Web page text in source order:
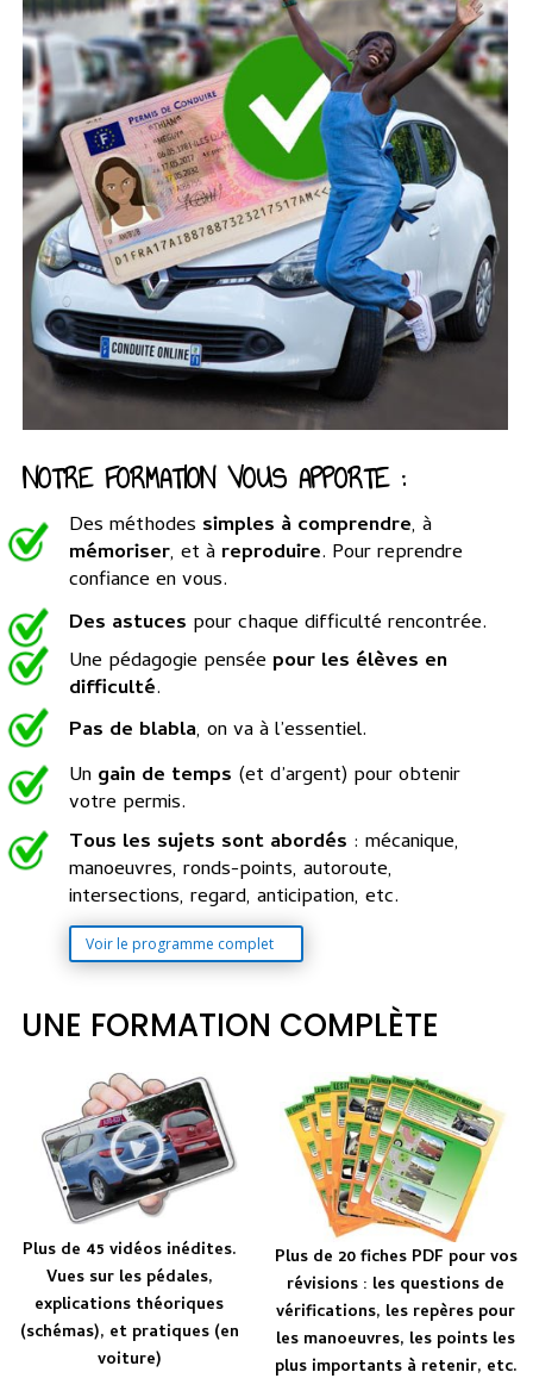
NOTRE FORMATION VOUS APPORTE :
Des méthodes simples à comprendre, à
mémoriser, et à reproduire. Pour reprendre
confiance en vous.
Des astuces pour chaque difficulté rencontrée.
Une pédagogie pensée pour les élèves en
difficulté.
Pas de blabla, on va à l’essentiel.
Un gain de temps (et d’argent) pour obtenir
votre permis.
Tous les sujets sont abordés : mécanique,
manoeuvres, ronds-points, autoroute,
intersections, regard, anticipation, etc.
Voir le programme complet
UNE FORMATION COMPLÈTE
Plus de 45 vidéos inédites.
Vues sur les pédales,
explications théoriques
(schémas), et pratiques (en
voiture)
Plus de 20 fiches PDF pour vos
révisions : les questions de
vérifications, les repères pour
les manoeuvres, les points les
plus importants à retenir, etc.